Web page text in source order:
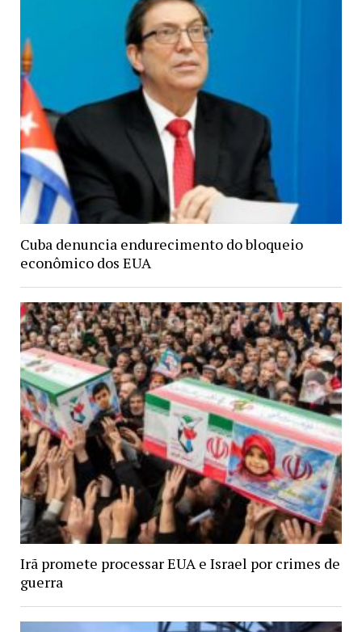
Cuba denuncia endurecimento do bloqueio
econômico dos EUA
Irã promete processar EUA e Israel por crimes de
guerra